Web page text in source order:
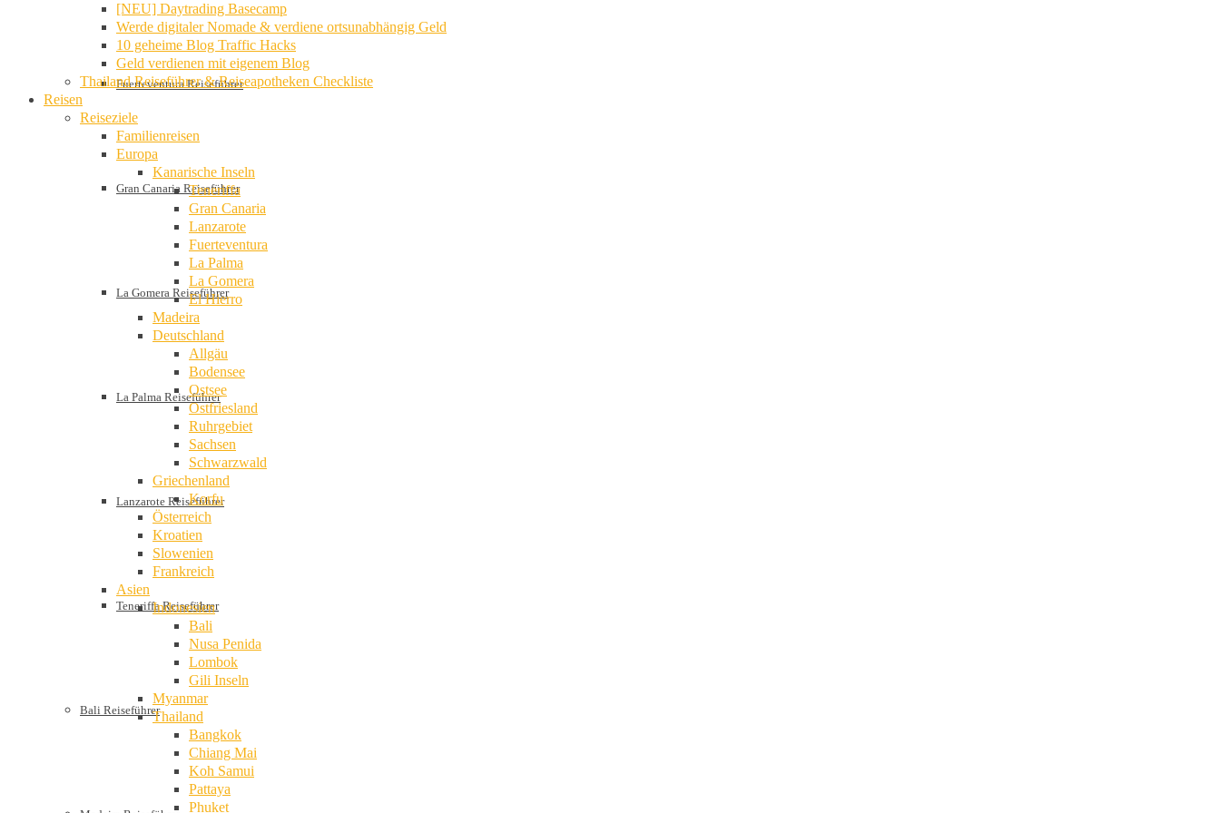
Fuerteventura Reiseführer
Gran Canaria Reiseführer
La Gomera Reiseführer
La Palma Reiseführer
Lanzarote Reiseführer
Teneriffa Reiseführer
Bali Reiseführer
[NEU] Daytrading Basecamp
Werde digitaler Nomade & verdiene ortsunabhängig Geld
10 geheime Blog Traffic Hacks
Geld verdienen mit eigenem Blog
Thailand Reiseführer & Reiseapotheken Checkliste
Reisen
Reiseziele
Familienreisen
Europa
Kanarische Inseln
Teneriffa
Gran Canaria
Lanzarote
Fuerteventura
La Palma
La Gomera
El Hierro
Madeira
Deutschland
Allgäu
Bodensee
Ostsee
Ostfriesland
Ruhrgebiet
Sachsen
Schwarzwald
Griechenland
Korfu
Österreich
Kroatien
Slowenien
Frankreich
Asien
Indonesien
Bali
Nusa Penida
Lombok
Gili Inseln
Myanmar
Thailand
Bangkok
Chiang Mai
Koh Samui
Pattaya
Phuket